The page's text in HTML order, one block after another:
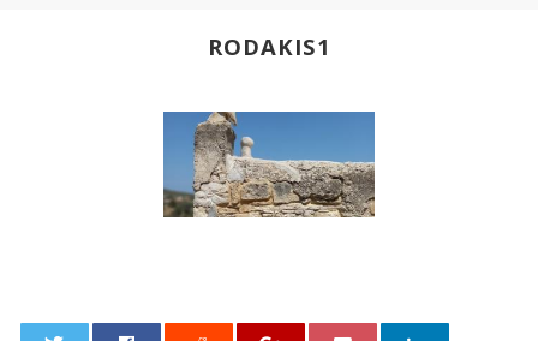
RODAKIS1